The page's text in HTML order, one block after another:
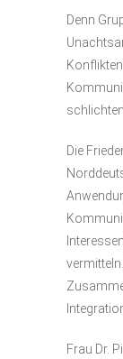
Denn
Die
Frau Dr.